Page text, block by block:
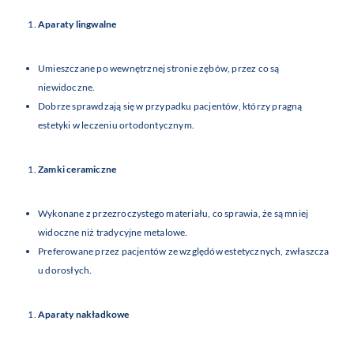
Aparaty lingwalne
Umieszczane po wewnętrznej stronie zębów, przez co są
niewidoczne.
Dobrze sprawdzają się w przypadku pacjentów, którzy pragną
estetyki w leczeniu ortodontycznym.
Zamki ceramiczne
Wykonane z przezroczystego materiału, co sprawia, że są mniej
widoczne niż tradycyjne metalowe.
Preferowane przez pacjentów ze względów estetycznych, zwłaszcza
u dorosłych.
Aparaty nakładkowe